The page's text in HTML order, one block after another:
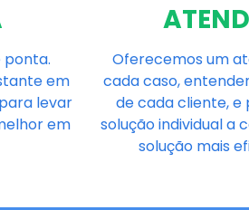
em
levar
em
Oferecemos um
cada caso,
de cada cliente,
solução individual a
solução mais